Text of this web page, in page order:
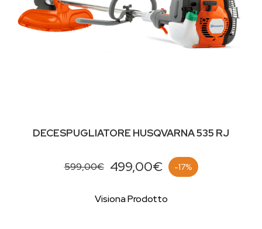
DECESPUGLIATORE HUSQVARNA 535 RJ
599,00€ 499,00€ -17%
Visiona Prodotto